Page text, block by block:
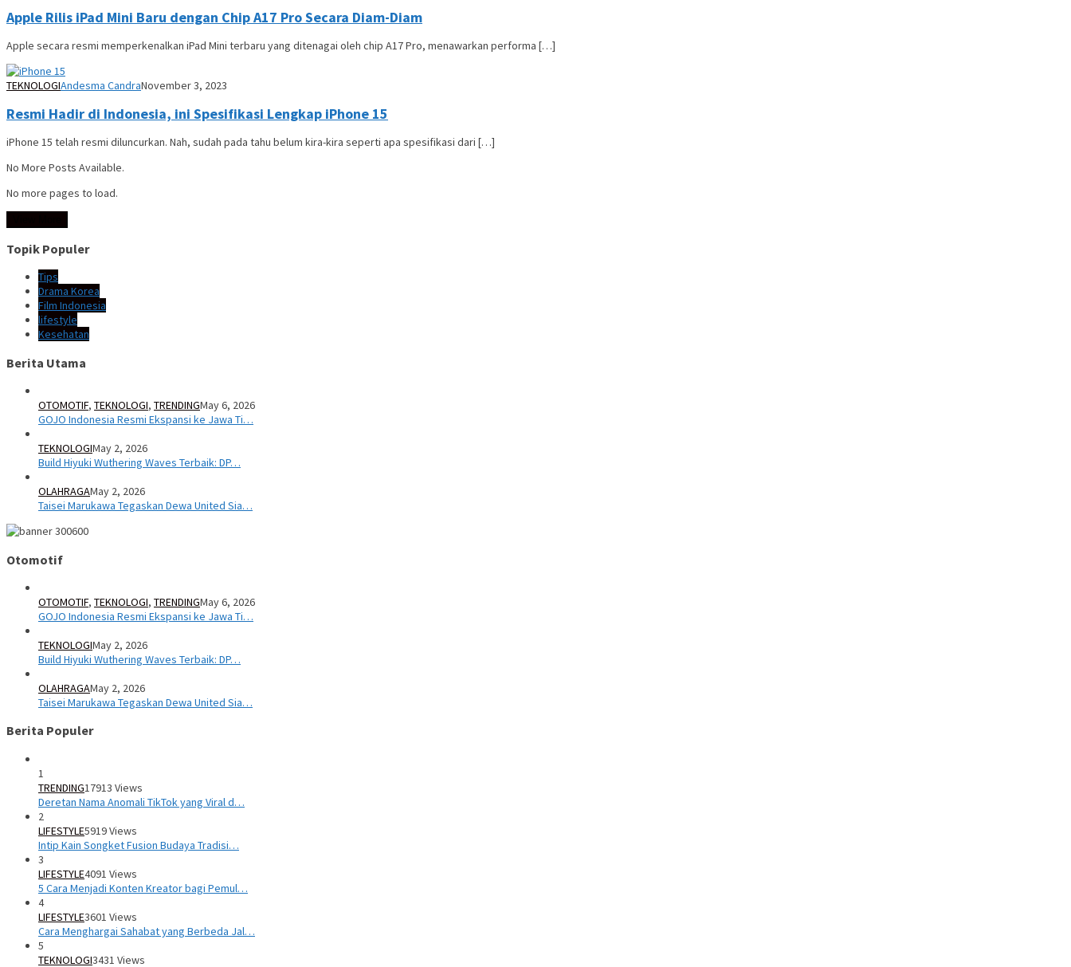
Apple Rilis iPad Mini Baru dengan Chip A17 Pro Secara Diam-Diam
Apple secara resmi memperkenalkan iPad Mini terbaru yang ditenagai oleh chip A17 Pro, menawarkan performa […]
TEKNOLOGIAndesma CandraNovember 3, 2023
Resmi Hadir di Indonesia, ini Spesifikasi Lengkap iPhone 15
iPhone 15 telah resmi diluncurkan. Nah, sudah pada tahu belum kira-kira seperti apa spesifikasi dari […]
No More Posts Available.
No more pages to load.
Topik Populer
Tips
Drama Korea
Film Indonesia
lifestyle
Kesehatan
Berita Utama
OTOMOTIF, TEKNOLOGI, TRENDINGMay 6, 2026
GOJO Indonesia Resmi Ekspansi ke Jawa Ti…
TEKNOLOGIMay 2, 2026
Build Hiyuki Wuthering Waves Terbaik: DP…
OLAHRAGAMay 2, 2026
Taisei Marukawa Tegaskan Dewa United Sia…
Otomotif
OTOMOTIF, TEKNOLOGI, TRENDINGMay 6, 2026
GOJO Indonesia Resmi Ekspansi ke Jawa Ti…
TEKNOLOGIMay 2, 2026
Build Hiyuki Wuthering Waves Terbaik: DP…
OLAHRAGAMay 2, 2026
Taisei Marukawa Tegaskan Dewa United Sia…
Berita Populer
1
TRENDING17913 Views
Deretan Nama Anomali TikTok yang Viral d…
2
LIFESTYLE5919 Views
Intip Kain Songket Fusion Budaya Tradisi…
3
LIFESTYLE4091 Views
5 Cara Menjadi Konten Kreator bagi Pemul…
4
LIFESTYLE3601 Views
Cara Menghargai Sahabat yang Berbeda Jal…
5
TEKNOLOGI3431 Views